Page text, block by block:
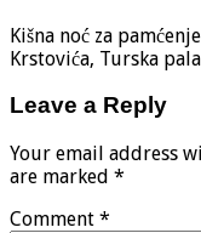
Kišna noć za
Krstovića, Turska
Leave a Reply
Your email address
are marked *
Comment *